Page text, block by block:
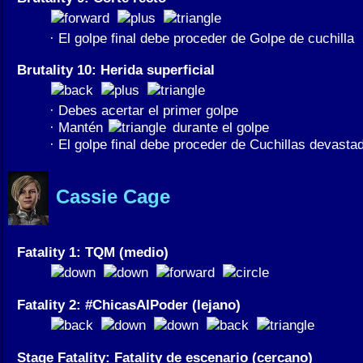
· El golpe final debe proceder de Golpe de cuchilla
Brutality 10: Herida superficial
· Debes acertar el primer golpe
· Mantén
durante el golpe
· El golpe final debe proceder de Cuchillas
Cassie Cage
Fatality 1: TQM (medio)
Fatality 2: #ChicasAlPoder (lejano)
Stage Fatality: Fatality de escenario (cercano)